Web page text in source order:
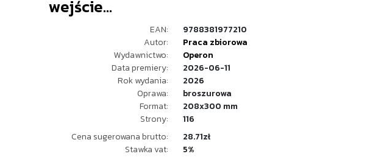
wejście...
EAN:
9788381977210
Autor:
Praca zbiorowa
Wydawnictwo:
Operon
Data premiery:
2026-06-11
Rok wydania:
2026
Oprawa:
broszurowa
Format:
208x300 mm
Strony:
116
Cena sugerowana brutto:
28.71zł
Stawka vat:
5%